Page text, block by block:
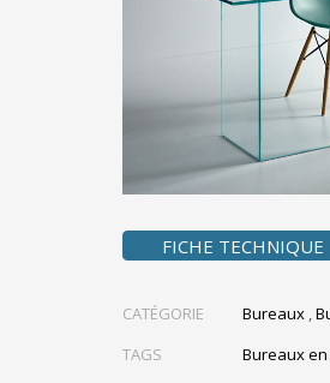
FICHE TECHNIQUE
CATÉGORIE Bureaux ,
TAGS
Bureaux